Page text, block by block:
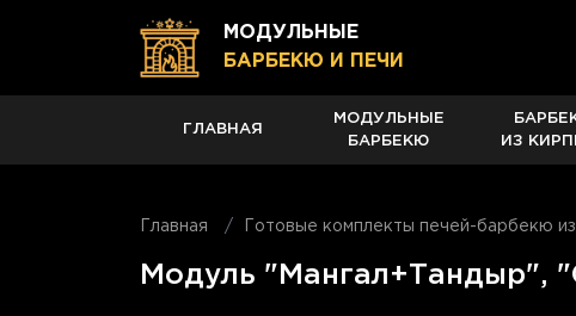
МОДУЛЬНЫЕ
БАРБЕКЮ И ПЕЧИ
ГЛАВНАЯ
МОДУЛЬНЫЕ
БАРБЕКЮ
ИЗ
Главная Готовые комплекты печей-барбекю
Модуль "Мангал+Тандыр",